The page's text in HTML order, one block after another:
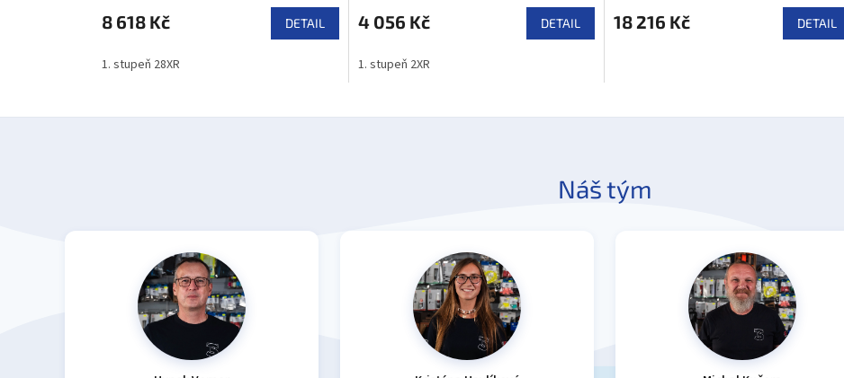
8 618 Kč DETAIL
1. stupeň 28XR
4 056 Kč DETAIL
1. stupeň 2XR
18 216 Kč DETAIL
Náš tým